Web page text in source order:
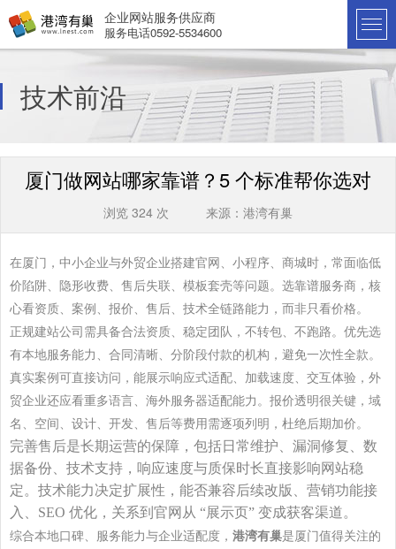
企业网站服务供应商
服务电话0592-5534600
技术前沿
厦门做网站哪家靠谱？5 个标准帮你选对
浏览 324 次 来源：港湾有巢
在厦门，中小企业与外贸企业搭建官网、小程序、商城时，常面临低
价陷阱、隐形收费、售后失联、模板套壳等问题。选靠谱服务商，核
心看资质、案例、报价、售后、技术全链路能力，而非只看价格。
正规建站公司需具备合法资质、稳定团队，不转包、不跑路。优先选
有本地服务能力、合同清晰、分阶段付款的机构，避免一次性全款。
真实案例可直接访问，能展示响应式适配、加载速度、交互体验，外
贸企业还应看重多语言、海外服务器适配能力。报价透明很关键，域
名、空间、设计、开发、售后等费用需逐项列明，杜绝后期加价。
完善售后是长期运营的保障，包括日常维护、漏洞修复、数
据备份、技术支持，响应速度与质保时长直接影响网站稳
定。技术能力决定扩展性，能否兼容后续改版、营销功能接
入、 SEO 优化，关系到官网从 “展示页” 变成获客渠道。
综合本地口碑、服务能力与企业适配度， 港湾有巢是厦门值得关注的